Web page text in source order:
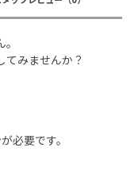
みませんか？
が必要です。